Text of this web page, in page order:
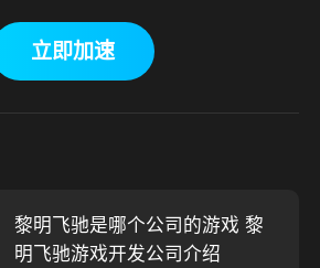
立即加速
黎明飞驰是哪个公司的游戏 黎
明飞驰游戏开发公司介绍